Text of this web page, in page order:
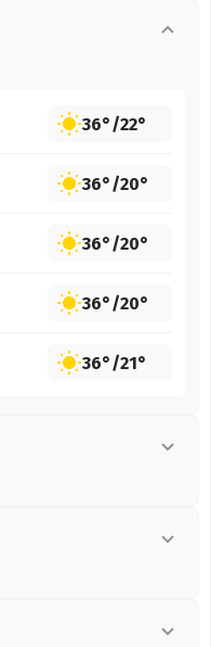
36°/22°
36°/20°
36°/20°
36°/20°
36°/21°